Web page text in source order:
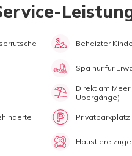
Beheizter
Spa nur für
Direkt am Meer
Übergänge)
Privatparkplatz
Haustiere